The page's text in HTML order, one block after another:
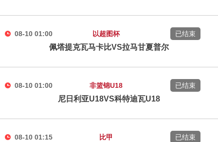
08-10 01:00 以超图杯
佩塔提克瓦马卡比VS拉马甘夏普尔
已结束
08-10 01:00 非篮锦U18
尼日利亚U18VS科特迪瓦U18
已结束
08-10 01:15 比甲 已结束